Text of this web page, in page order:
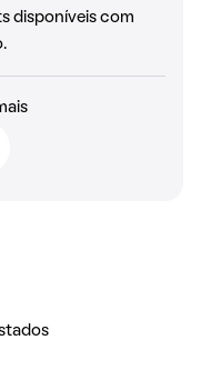
disponíveis com